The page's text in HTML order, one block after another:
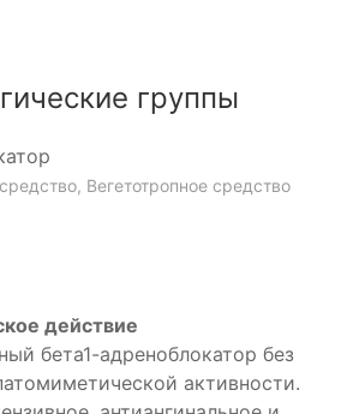
группы
Вегетотропное средство
действие
бета1-адреноблокатор без
активности.